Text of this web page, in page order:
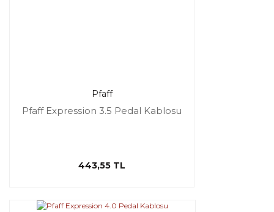
Pfaff
Pfaff Expression 3.5 Pedal Kablosu
443,55 TL